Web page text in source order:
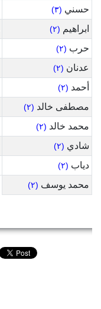
حسني (٣)
ابراهيم (٢)
حرب (٢)
عدنان (٢)
أحمد (٢)
مصطفى خالد (٢)
محمد خالد (٢)
شادي (٢)
دياب (٢)
محمد يوسف (٢)